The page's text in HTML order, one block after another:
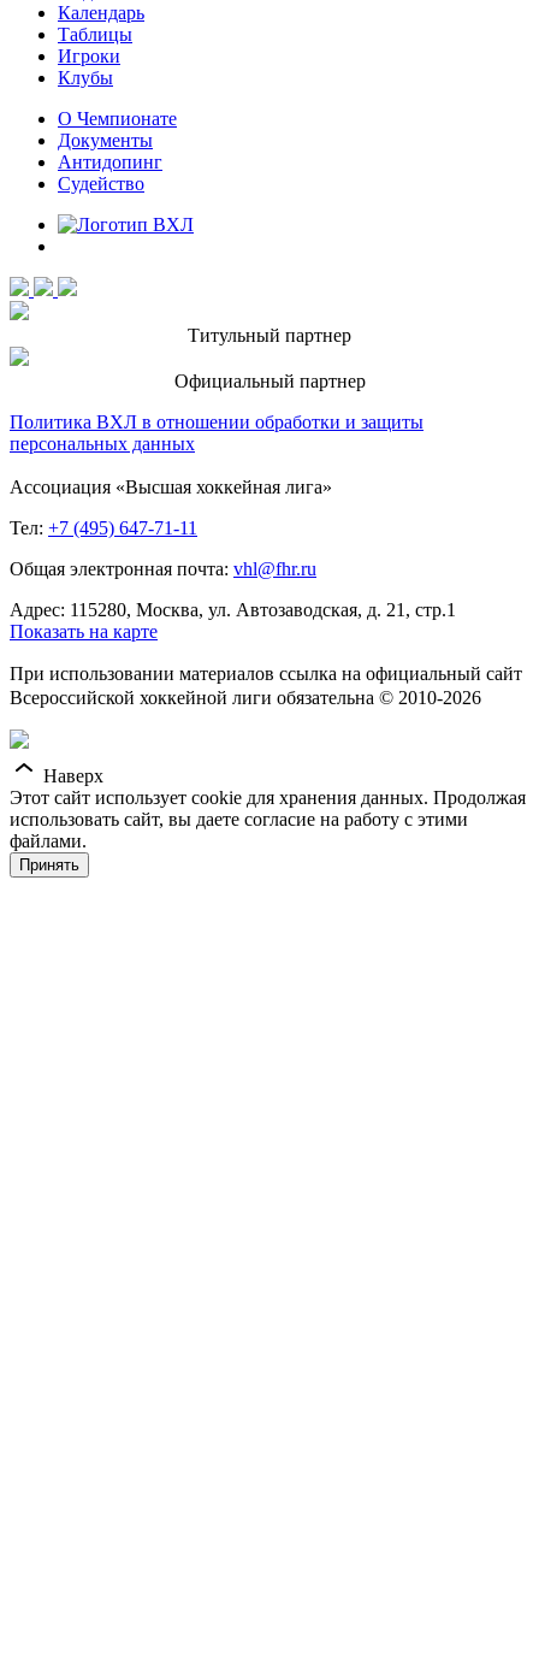
Календарь
Таблицы
Игроки
Клубы
О Чемпионате
Документы
Антидопинг
Судейство
Титульный партнер
Официальный партнер
Политика ВХЛ в отношении обработки и защиты
персональных данных
Ассоциация «Высшая хоккейная лига»
Тел: +7 (495) 647-71-11
Общая электронная почта: vhl@fhr.ru
Адрес: 115280, Москва, ул. Автозаводская, д. 21, стр.1
Показать на карте
При использовании материалов ссылка на официальный сайт
Всероссийской хоккейной лиги обязательна © 2010-2026
Наверх
Этот сайт использует cookie для хранения данных. Продолжая
использовать сайт, вы даете согласие на работу с этими
файлами.
Принять